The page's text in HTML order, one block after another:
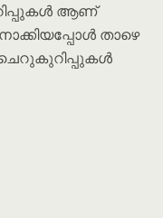
ആണ്
താഴെ